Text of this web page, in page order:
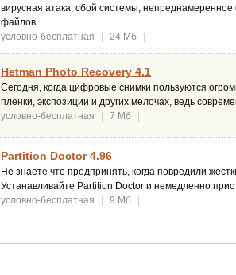
вирусная атака, сбой системы,
файлов.
условно-бесплатная
| 24 Мб |
Hetman Photo Recovery 4.1
Сегодня, когда цифровые снимки пользуются
пленки, экспозиции и других мелочах, ведь
условно-бесплатная
| 7 Мб |
Partition Doctor 4.96
Не знаете что предпринять, когда повредили
Устанавливайте Partition Doctor и немедленно
условно-бесплатная
| 9 Мб |